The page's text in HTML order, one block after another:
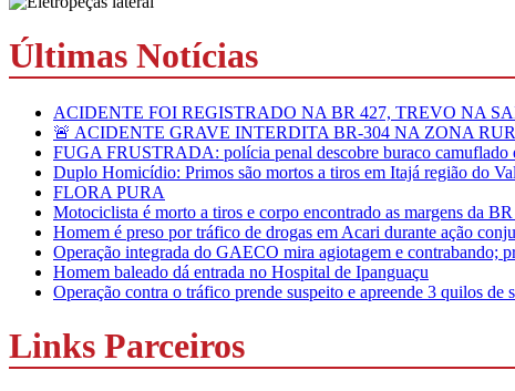
Últimas Notícias
ACIDENTE FOI REGISTRADO NA BR 427, TREVO NA
🚨 ACIDENTE GRAVE INTERDITA BR-304 NA ZONA
FUGA FRUSTRADA: polícia penal descobre buraco camuflado
Duplo Homicídio: Primos são mortos a tiros em Itajá região do
FLORA PURA
Motociclista é morto a tiros e corpo encontrado as margens da
Homem é preso por tráfico de drogas em Acari durante ação
Operação integrada do GAECO mira agiotagem e contrabando;
Homem baleado dá entrada no Hospital de Ipanguaçu
Operação contra o tráfico prende suspeito e apreende 3 quilos de
Links Parceiros